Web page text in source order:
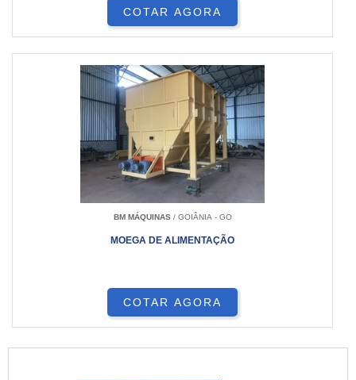
COTAR AGORA
BM MÁQUINAS/ GOIÂNIA - GO
MOEGA DE ALIMENTAÇÃO
COTAR AGORA